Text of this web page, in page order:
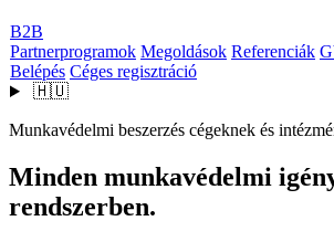
B2B
Partnerprogramok Megoldások Referenciák
Belépés Céges regisztráció
🇭🇺
Munkavédelmi beszerzés cégeknek és
Minden munkavédelmi
rendszerben.